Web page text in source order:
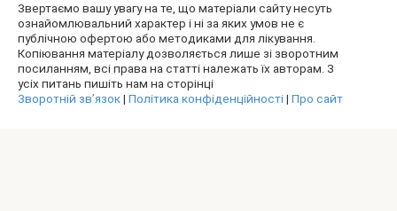
Звертаємо вашу увагу на те, що матеріали сайту несуть
ознайомлювальний характер і ні за яких умов не є
публічною офертою або методиками для лікування.
Копіювання матеріалу дозволяється лише зі зворотним
посиланням, всі права на статті належать їх авторам. З
усіх питань пишіть нам на сторінці
Зворотній зв’язок| Політика конфіденційності| Про сайт